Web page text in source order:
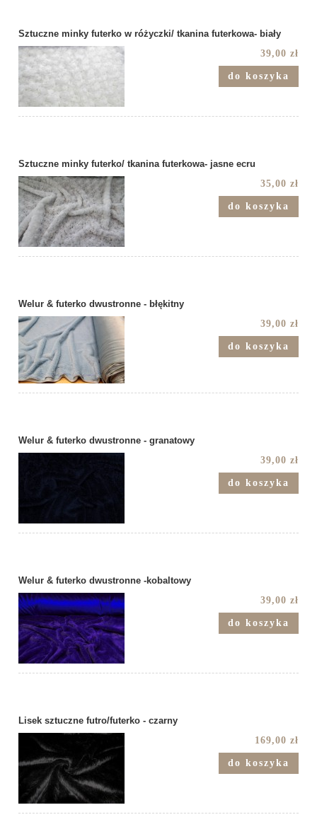
Sztuczne minky futerko w różyczki/ tkanina futerkowa- biały
39,00 zł
do koszyka
Sztuczne minky futerko/ tkanina futerkowa- jasne ecru
35,00 zł
do koszyka
Welur & futerko dwustronne - błękitny
39,00 zł
do koszyka
Welur & futerko dwustronne - granatowy
39,00 zł
do koszyka
Welur & futerko dwustronne -kobaltowy
39,00 zł
do koszyka
Lisek sztuczne futro/futerko - czarny
169,00 zł
do koszyka